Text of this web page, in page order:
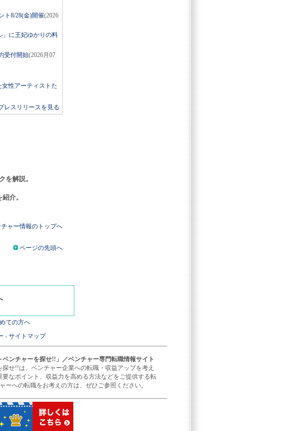
ト8/28(金)開催(2026
」に王妃ゆかりの料
受付開始(2026月07
性アーティストた
レスリリースを見る
を解説。
介。
ャー情報のトップへ
ページの先頭へ
ての方へ
- サイトマップ
ベンチャーを探せ!!」／ベンチャー専門転職情報サイト
せ!!は、ベンチャー企業への転職・収益アップを考え
要なポイント、収益力を高める方法などをご提供する転
ーへの転職をお考えの方は、ぜひご参照ください。